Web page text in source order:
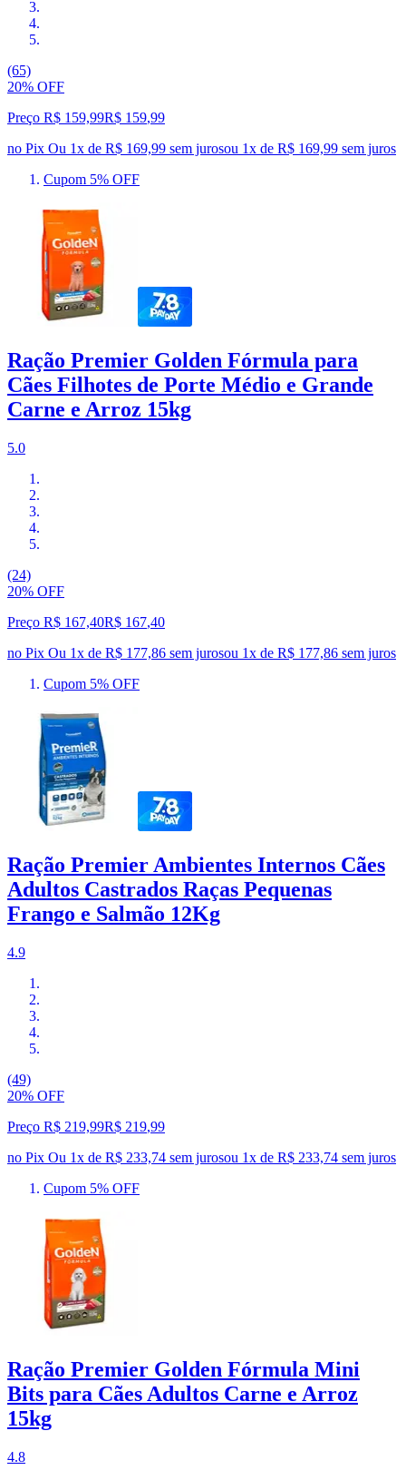
(65)
20% OFF
Preço R$ 159,99R$ 159,99
no Pix Ou 1x de R$ 169,99 sem jurosou 1x de R$ 169,99 sem juros
Cupom 5% OFF
Ração Premier Golden Fórmula para
Cães Filhotes de Porte Médio e Grande
Carne e Arroz 15kg
5.0
(24)
20% OFF
Preço R$ 167,40R$ 167,40
no Pix Ou 1x de R$ 177,86 sem jurosou 1x de R$ 177,86 sem juros
Cupom 5% OFF
Ração Premier Ambientes Internos Cães
Adultos Castrados Raças Pequenas
Frango e Salmão 12Kg
4.9
(49)
20% OFF
Preço R$ 219,99R$ 219,99
no Pix Ou 1x de R$ 233,74 sem jurosou 1x de R$ 233,74 sem juros
Cupom 5% OFF
Ração Premier Golden Fórmula Mini
Bits para Cães Adultos Carne e Arroz
15kg
4.8